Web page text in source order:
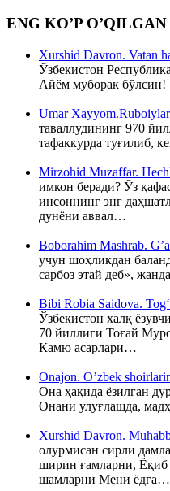
ENG KO’P O’QILGAN
Xurshid Davron. Vatan
Ўзбекистон
Айём муборак
Umar Xayyom.Ruboiylar
таваллудининг 970
тафаккурда туғилиб,
Mirzohid Muzaffar.
имкон беради? Ўз
инсоннинг энг
дунёни аввал…
Boborahim Mashrab.
учун шоҳликдан
сарбоз этай деб»,
Bibi Robia Saidova.
Ўзбекистон халқ
70 йиллиги Тоғай
Камю асарлари…
Onajon. O’zbek
Она ҳақида ёзилган
Онани улуғлашда,
Xurshid Davron.
олурмисан сирли
ширин ғамларни, Ёқиб
шамларни Мени ёдга…